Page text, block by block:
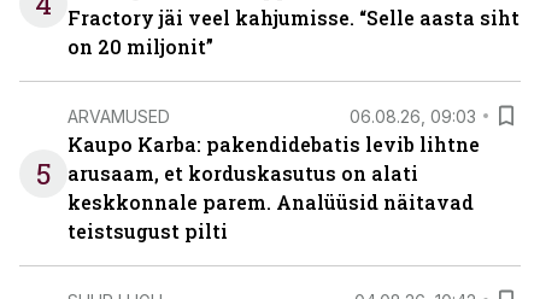
Fractory jäi veel kahjumisse. “Selle aasta siht
on 20 miljonit”
5
ARVAMUSED 06.08.26, 09:03
Kaupo Karba: pakendidebatis levib lihtne
arusaam, et korduskasutus on alati
keskkonnale parem. Analüüsid näitavad
teistsugust pilti